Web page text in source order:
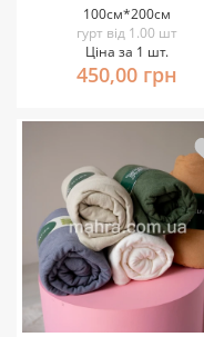
100см*200см
гурт від 1.00 шт
Ціна за 1 шт.
450,00 грн